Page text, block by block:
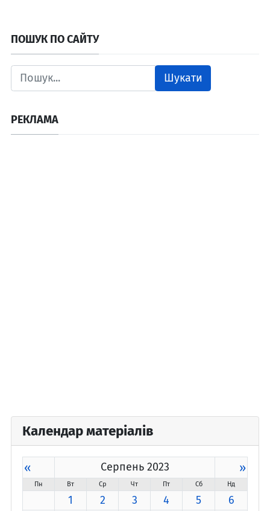
ПОШУК ПО САЙТУ
Шукати
РЕКЛАМА
Календар матеріалів
« Серпень 2023 »
Пн Вт Ср Чт Пт Сб Нд
1 2 3 4 5
6